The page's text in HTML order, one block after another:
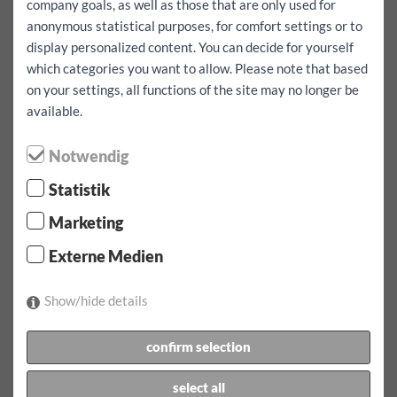
Teljes foglalás ingyenes kilométerekkel együtt igen
Azt akarom, hogy külföldre menjen igen
kölcsönzés:
08.08.2026
07:00karóra
foglalás megerősítéséhez
További kilométert Jármű EUR 0.50
incl. autópályadíj matrica Ausztriában
company goals, as well as those that are only used for
anonymous statistical purposes, for comfort settings or to
display personalized content. You can decide for yourself
which categories you want to allow. Please note that based
on your settings, all functions of the site may no longer be
available.
Notwendig
Statistik
Marketing
Externe Medien
Show/hide details
confirm selection
select all